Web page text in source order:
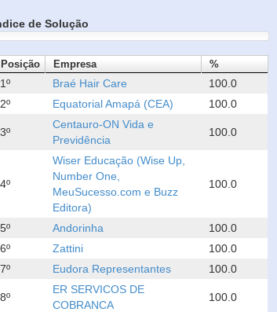
de Solução
Posição Empresa %
1º Braé Hair Care
100.0
2º
Equatorial Amapá (CEA) 100.0
3º
Centauro-ON Vida e
Previdência
100.0
4º
Wiser Educação (Wise Up,
Number One,
MeuSucesso.com e Buzz
Editora)
100.0
5º Andorinha
100.0
6º
Zattini
100.0
7º
Eudora Representantes 100.0
8º
ER SERVICOS DE
COBRANCA
100.0